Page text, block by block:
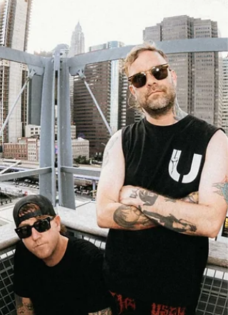
başlarından aşina olduğumuz sert ve gürültülü
sound'a geri dönüşünü ve MGK ile Limp Bizkit'in
2019'da Los Angeles'ta birlikte canlı olarak çaldığı
'Break Stuff' single'ını anımsatıyor. Albümle birlikte,
MGK'nin 'Lost Americana' dünya turnesi boyunca
Londra, Dublin, Berlin ve Los Angeles dahil olmak
üzere birçok şehirde çekilen ve Sam